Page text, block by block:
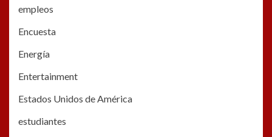
empleos
Encuesta
Energía
Entertainment
Estados Unidos de América
estudiantes